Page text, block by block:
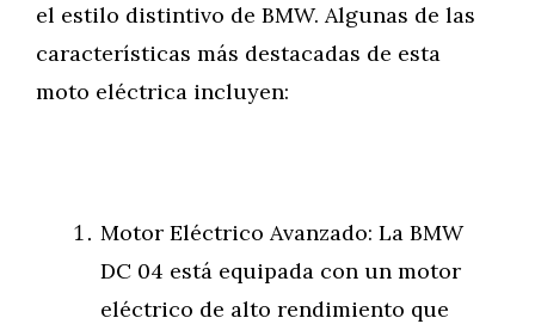
el estilo distintivo de BMW. Algunas de las
características más destacadas de esta
moto eléctrica incluyen:
Motor Eléctrico Avanzado: La BMW
DC 04 está equipada con un motor
eléctrico de alto rendimiento que